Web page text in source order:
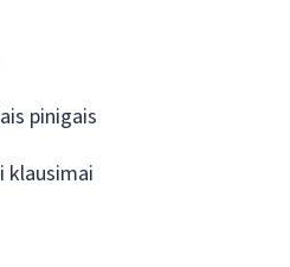
pinigais
klausimai